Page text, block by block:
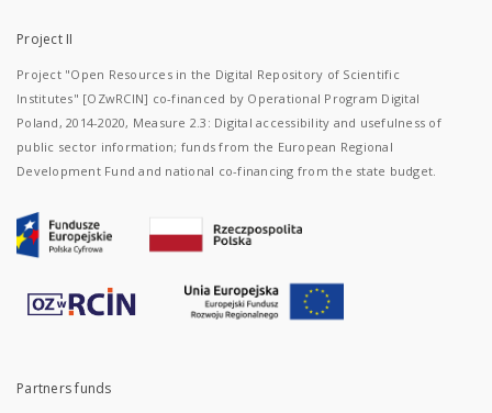
Project II
Project "Open Resources in the Digital Repository of Scientific
Institutes" [OZwRCIN] co-financed by Operational Program Digital
Poland, 2014-2020, Measure 2.3: Digital accessibility and usefulness of
public sector information; funds from the European Regional
Development Fund and national co-financing from the state budget.
Partners funds